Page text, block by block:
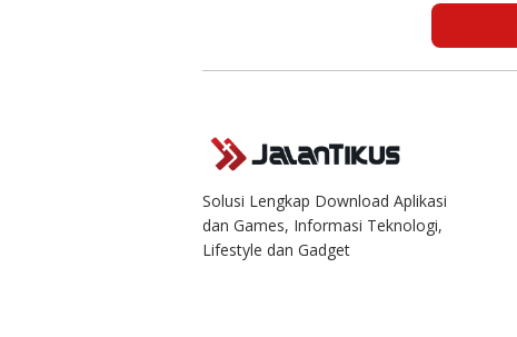
Solusi Lengkap Download Aplikasi
dan Games, Informasi Teknologi,
Lifestyle dan Gadget